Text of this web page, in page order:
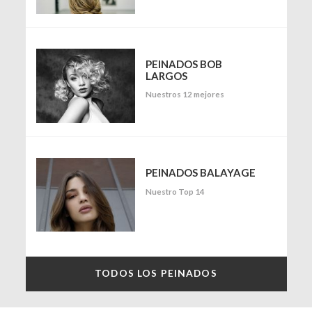
PEINADOS BOB
LARGOS
Nuestros 12 mejores
PEINADOS BALAYAGE
Nuestro Top 14
TODOS LOS PEINADOS